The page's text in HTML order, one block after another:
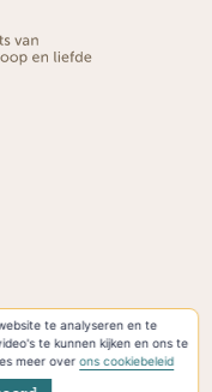
te analyseren en te
te kunnen kijken en ons te
meer overons cookiebeleid